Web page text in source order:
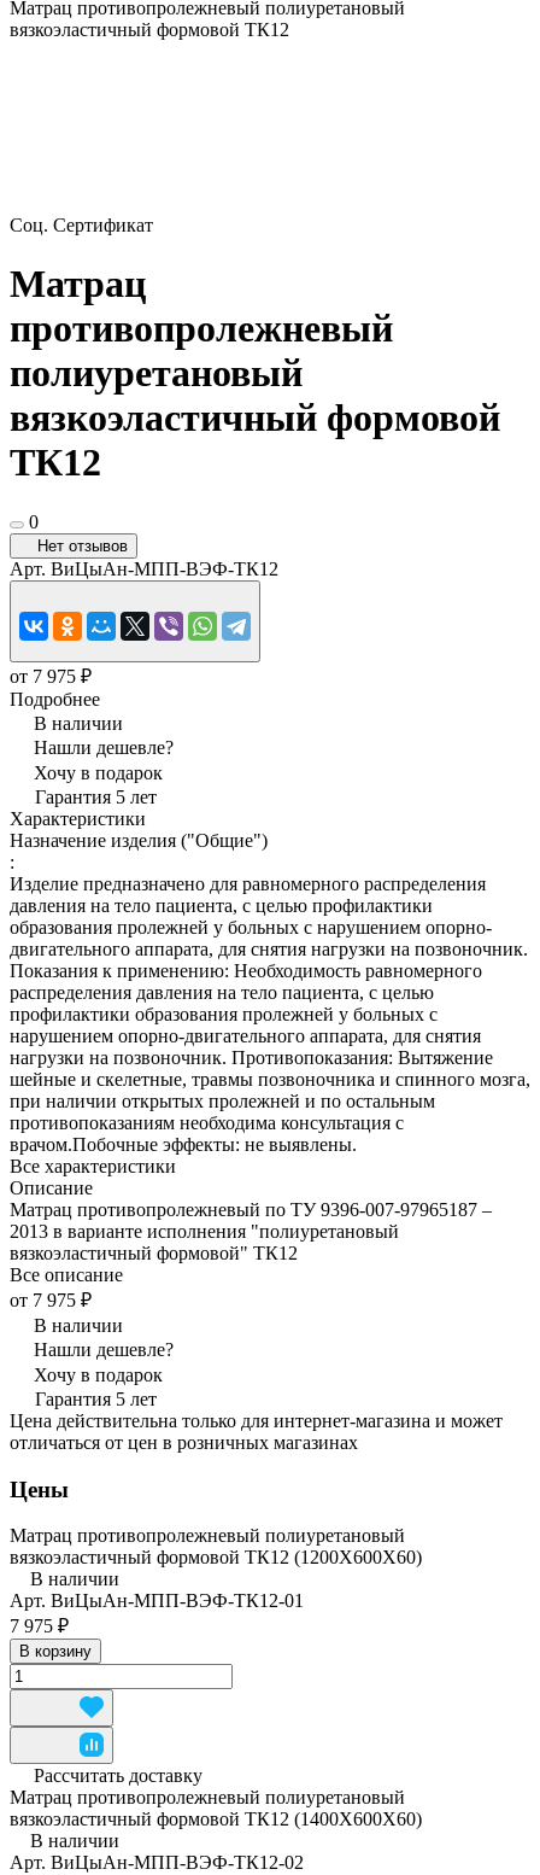
Матрац противопролежневый полиуретановый
вязкоэластичный формовой ТК12
Соц. Сертификат
Матрац
противопролежневый
полиуретановый
вязкоэластичный формовой
ТК12
0
Нет отзывов
Арт. ВиЦыАн-МПП-ВЭФ-ТК12
от 7 975 ₽
Подробнее
В наличии
Нашли дешевле?
Хочу в подарок
Гарантия 5 лет
Характеристики
Назначение изделия ("Общие")
:
Изделие предназначено для равномерного распределения
давления на тело пациента, с целью профилактики
образования пролежней у больных с нарушением опорно-
двигательного аппарата, для снятия нагрузки на позвоночник.
Показания к применению: Необходимость равномерного
распределения давления на тело пациента, с целью
профилактики образования пролежней у больных с
нарушением опорно-двигательного аппарата, для снятия
нагрузки на позвоночник. Противопоказания: Вытяжение
шейные и скелетные, травмы позвоночника и спинного мозга,
при наличии открытых пролежней и по остальным
противопоказаниям необходима консультация с
врачом.Побочные эффекты: не выявлены.
Все характеристики
Описание
Матрац противопролежневый по ТУ 9396-007-97965187 –
2013 в варианте исполнения "полиуретановый
вязкоэластичный формовой" ТК12
Все описание
от 7 975 ₽
В наличии
Нашли дешевле?
Хочу в подарок
Гарантия 5 лет
Цена действительна только для интернет-магазина и может
отличаться от цен в розничных магазинах
Цены
Матрац противопролежневый полиуретановый
вязкоэластичный формовой ТК12 (1200Х600Х60)
В наличии
Арт. ВиЦыАн-МПП-ВЭФ-ТК12-01
7 975 ₽
В корзину
Рассчитать доставку
Матрац противопролежневый полиуретановый
вязкоэластичный формовой ТК12 (1400Х600Х60)
В наличии
Арт. ВиЦыАн-МПП-ВЭФ-ТК12-02